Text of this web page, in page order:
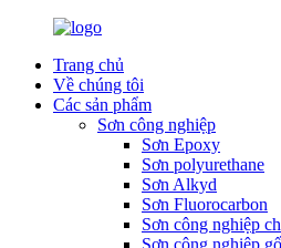
Trang chủ
Về chúng tôi
Các sản phẩm
Sơn công nghiệp
Sơn Epoxy
Sơn polyurethane
Sơn Alkyd
Sơn Fluorocarbon
Sơn công nghiệp
Sơn công nghiệp